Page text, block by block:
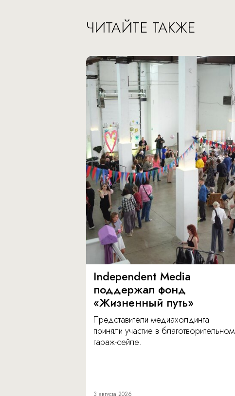
ЧИТАЙТЕ ТАКЖЕ
Independent Media
поддержал фонд
«Жизненный путь»
Представители медиахолдинга
приняли участие в благотворительном
гараж-сейле.